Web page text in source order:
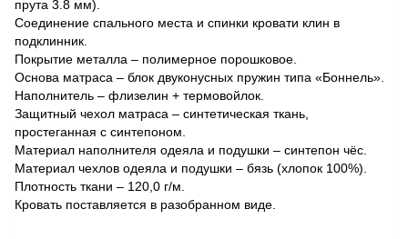
прута 3.8 мм).
Соединение спального места и спинки кровати клин в
подклинник.
Покрытие металла – полимерное порошковое.
Основа матраса – блок двуконусных пружин типа «Боннель».
Наполнитель – флизелин + термовойлок.
Защитный чехол матраса – синтетическая ткань,
простеганная с синтепоном.
Материал наполнителя одеяла и подушки – синтепон чёс.
Материал чехлов одеяла и подушки – бязь (хлопок 100%).
Плотность ткани – 120,0 г/м.
Кровать поставляется в разобранном виде.